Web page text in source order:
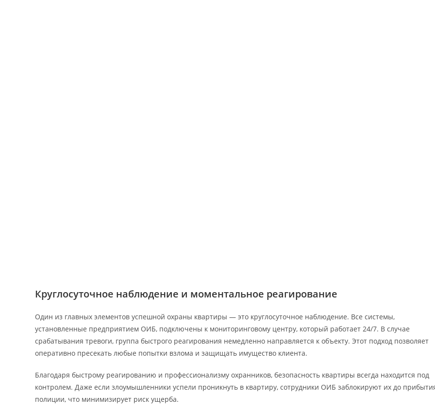
Круглосуточное наблюдение и моментальное реагирование
Один из главных элементов успешной охраны квартиры — это круглосуточное наблюдение. Все системы,
установленные предприятием ОИБ, подключены к мониторинговому центру, который работает 24/7. В случае
срабатывания тревоги, группа быстрого реагирования немедленно направляется к объекту. Этот подход позволяет
оперативно пресекать любые попытки взлома и защищать имущество клиента.
Благодаря быстрому реагированию и профессионализму охранников, безопасность квартиры всегда находится под
контролем. Даже если злоумышленники успели проникнуть в квартиру, сотрудники ОИБ заблокируют их до
полиции, что минимизирует риск ущерба.